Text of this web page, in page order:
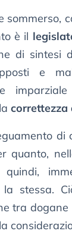
sommerso,
è il
di sintesi
e
di
quanto,
stessa.
tra